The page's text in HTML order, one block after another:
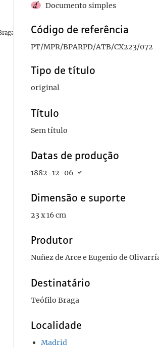
Documento simples
Código de referência
PT/MPR/BPARPD/ATB/CX223/072
Tipo de título
original
Título
Sem título
Datas de produção
1882-12-06
Dimensão e suporte
23 x 16 cm
Produtor
Nuñez de Arce e Eugenio de
Destinatário
Teófilo Braga
Localidade
Madrid